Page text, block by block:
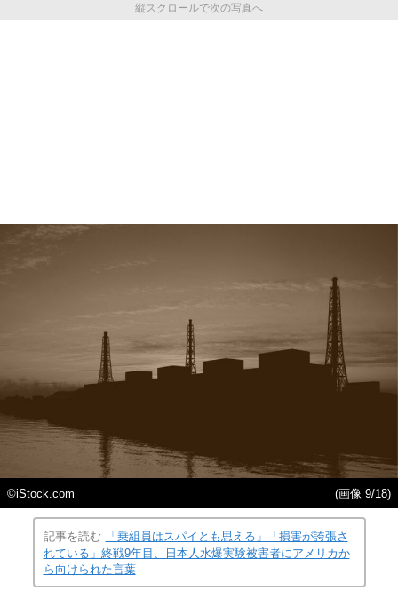
縦スクロールで次の写真へ
©iStock.com (画像 9/18)
記事を読む
「乗組員はスパイとも思える」「損害が誇張さ
れている」終戦9年目、日本人水爆実験被害者にアメリカか
ら向けられた言葉